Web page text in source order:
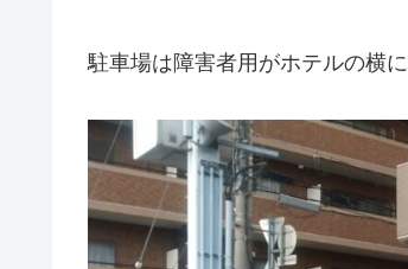
駐車場は障害者用がホテルの横に